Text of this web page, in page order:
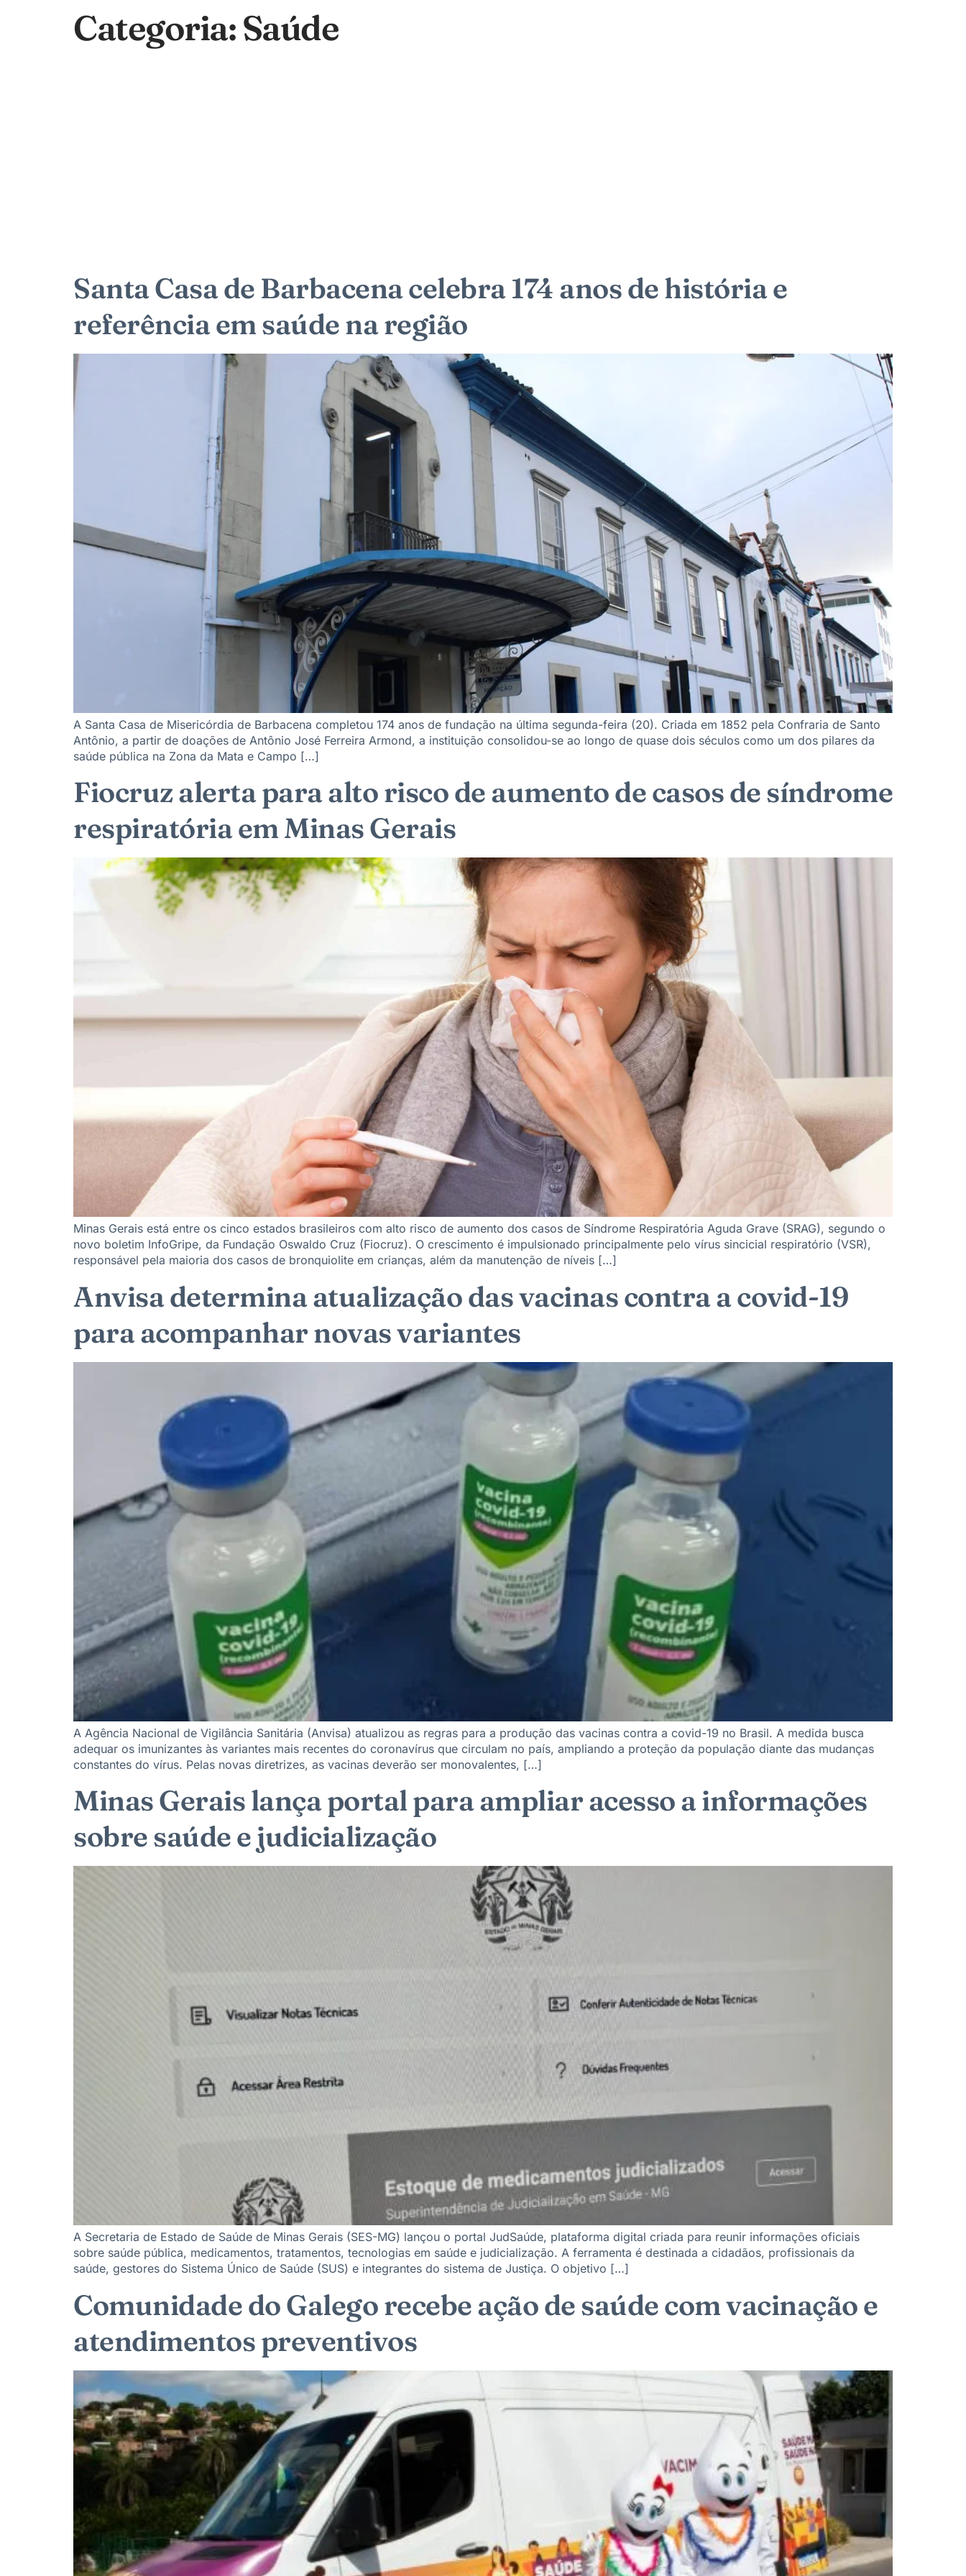
Categoria:Saúde
Santa Casa de Barbacena celebra 174 anos de história e
referência em saúde na região
A Santa Casa de Misericórdia de Barbacena completou 174 anos de fundação na última segunda-feira (20). Criada em 1852 pela Confraria de Santo
Antônio, a partir de doações de Antônio José Ferreira Armond, a instituição consolidou-se ao longo de quase dois séculos como um dos pilares da
saúde pública na Zona da Mata e Campo […]
Fiocruz alerta para alto risco de aumento de casos de síndrome
respiratória em Minas Gerais
Minas Gerais está entre os cinco estados brasileiros com alto risco de aumento dos casos de Síndrome Respiratória Aguda Grave (SRAG), segundo o
novo boletim InfoGripe, da Fundação Oswaldo Cruz (Fiocruz). O crescimento é impulsionado principalmente pelo vírus sincicial respiratório (VSR),
responsável pela maioria dos casos de bronquiolite em crianças, além da manutenção de níveis […]
Anvisa determina atualização das vacinas contra a covid-19
para acompanhar novas variantes
A Agência Nacional de Vigilância Sanitária (Anvisa) atualizou as regras para a produção das vacinas contra a covid-19 no Brasil. A medida busca
adequar os imunizantes às variantes mais recentes do coronavírus que circulam no país, ampliando a proteção da população diante das mudanças
constantes do vírus. Pelas novas diretrizes, as vacinas deverão ser monovalentes, […]
Minas Gerais lança portal para ampliar acesso a informações
sobre saúde e judicialização
A Secretaria de Estado de Saúde de Minas Gerais (SES-MG) lançou o portal JudSaúde, plataforma digital criada para reunir informações oficiais
sobre saúde pública, medicamentos, tratamentos, tecnologias em saúde e judicialização. A ferramenta é destinada a cidadãos, profissionais da
saúde, gestores do Sistema Único de Saúde (SUS) e integrantes do sistema de Justiça. O objetivo […]
Comunidade do Galego recebe ação de saúde com vacinação e
atendimentos preventivos